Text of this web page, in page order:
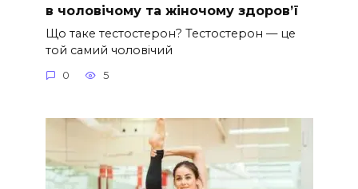
в чоловічому та жіночому здоров’ї
Що таке тестостерон? Тестостерон — це
той самий чоловічий
0 5